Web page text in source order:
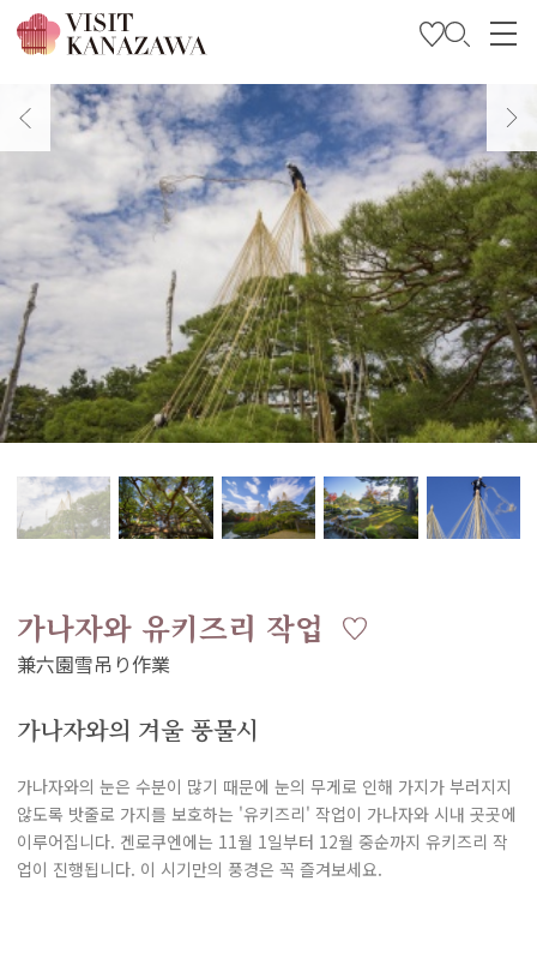
여행 계획 세우기
Travel Trade and Media
Languages
가나자와 유키즈리 작업
가나자와의 겨울 풍물시
가나자와의 눈은 수분이 많기 때문에 눈의 무게로 인해 가지가 부러지지
않도록 밧줄로 가지를 보호하는 '유키즈리' 작업이 가나자와 시내 곳곳에
이루어집니다. 겐로쿠엔에는 11월 1일부터 12월 중순까지 유키즈리 작
업이 진행됩니다. 이 시기만의 풍경은 꼭 즐겨보세요.